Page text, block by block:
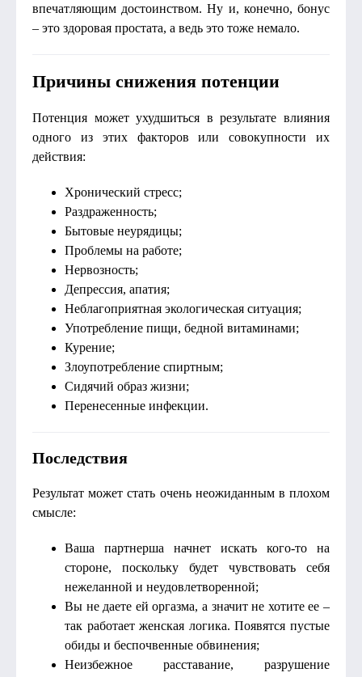
впечатляющим достоинством. Ну и, конечно, бонус
– это здоровая простата, а ведь это тоже немало.
Причины снижения потенции
Потенция может ухудшиться в результате влияния
одного из этих факторов или совокупности их
действия:
Хронический стресс;
Раздраженность;
Бытовые неурядицы;
Проблемы на работе;
Нервозность;
Депрессия, апатия;
Неблагоприятная экологическая ситуация;
Употребление пищи, бедной витаминами;
Курение;
Злоупотребление спиртным;
Сидячий образ жизни;
Перенесенные инфекции.
Последствия
Результат может стать очень неожиданным в плохом
смысле:
Ваша партнерша начнет искать кого-то на
стороне, поскольку будет чувствовать себя
нежеланной и неудовлетворенной;
Вы не даете ей оргазма, а значит не хотите ее –
так работает женская логика. Появятся пустые
обиды и беспочвенные обвинения;
Неизбежное расставание, разрушение